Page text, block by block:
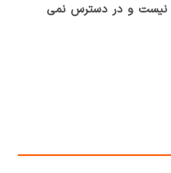
نیست و در دسترس نمی